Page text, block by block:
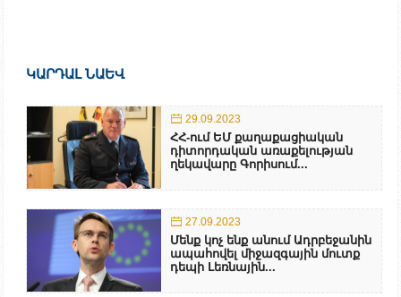
ԿԱՐԴԱԼ ՆԱԵՎ
29.09.2023
ՀՀ-ում ԵՄ քաղաքացիական
դիտորդական առաքելության
ղեկավարը Գորիսում...
27.09.2023
Մենք կոչ ենք անում Ադրբեջանին
ապահովել միջազգային մուտք
դեպի Լեռնային...